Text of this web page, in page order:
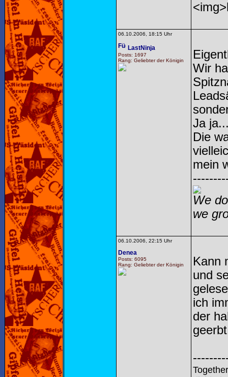
06.10.2006, 18:15 Uhr
LastNinja
Posts: 1697
Rang: Geliebter der Königin
Wir
Ja
Die
mein
We
we
06.10.2006, 22:15 Uhr
Denea
Posts: 6095
Rang: Geliebter der Königin
Kann
und
ich
der